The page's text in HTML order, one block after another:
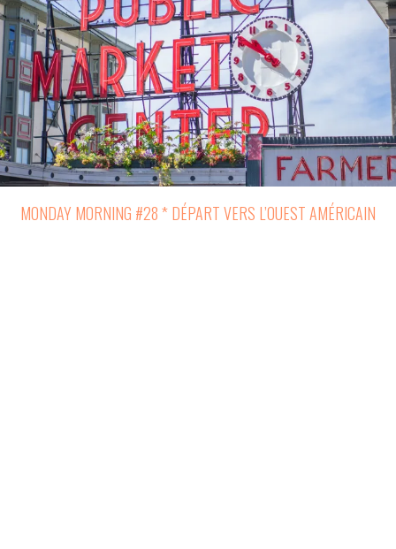
MONDAY MORNING #28 * DÉPART VERS L’OUEST AMÉRICAIN